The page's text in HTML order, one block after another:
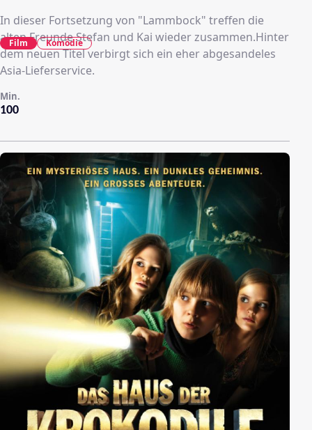
In dieser Fortsetzung von "Lammbock" treffen die
alten Freunde Stefan und Kai wieder zusammen.Hinter
dem neuen Titel verbirgt sich ein eher abgesandeles
Asia-Lieferservice.
100
Min.
Film Komödie